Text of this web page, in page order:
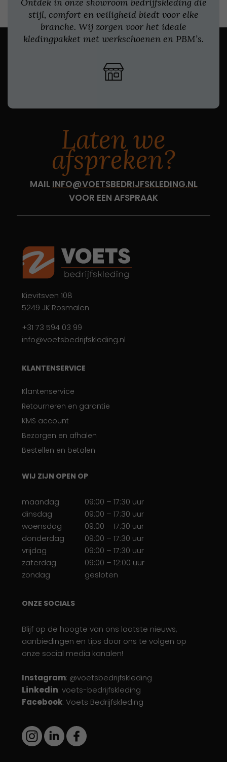
Ontdek in onze showroom bedrijfskleding die
stijl, comfort en veiligheid biedt voor elke
branche. Wij zorgen voor het ideale
kledingpakket met werkschoenen en PBM’s.
Laten we
afspreken?
MAIL INFO@VOETSBEDRIJFSKLEDING.NL
VOOR EEN AFSPRAAK
Kievitsven 108
5249 JK Rosmalen
+31 73 594 03 99
info@voetsbedrijfskleding.nl
KLANTENSERVICE
Klantenservice
Retourneren en garantie
KMS account
Bezorgen en afhalen
Bestellen en betalen
WIJ ZIJN OPEN OP
maandag
09:00 – 17:30 uur
dinsdag
09:00 – 17:30 uur
woensdag
09:00 – 17:30 uur
donderdag
09:00 – 17:30 uur
vrijdag
09:00 – 17:30 uur
zaterdag
09:00 – 12:00 uur
zondag
gesloten
ONZE SOCIALS
Blijf op de hoogte van ons laatste nieuws,
aanbiedingen en tips door ons te volgen op
onze social media kanalen!
Instagram: @voetsbedrijfskleding
Linkedin: voets-bedrijfskleding
Facebook: Voets Bedrijfskleding